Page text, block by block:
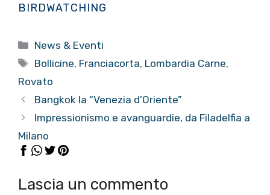
BIRDWATCHING
Categorie
News & Eventi
Tag
Bollicine, Franciacorta, Lombardia Carne,
Rovato
Bangkok la “Venezia d’Oriente”
Impressionismo e avanguardie, da Filadelfia a
Milano
Lascia un commento